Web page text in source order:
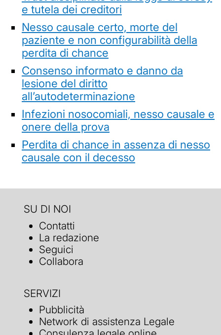
e tutela dei creditori
Nesso causale certo, morte del
paziente e non configurabilità della
perdita di chance
Consenso informato e danno da
lesione del diritto
all’autodeterminazione
Infezioni nosocomiali, nesso causale e
onere della prova
Perdita di chance in assenza di nesso
causale con il decesso
SU DI NOI
Contatti
La redazione
Seguici
Collabora
SERVIZI
Pubblicità
Network di assistenza Legale